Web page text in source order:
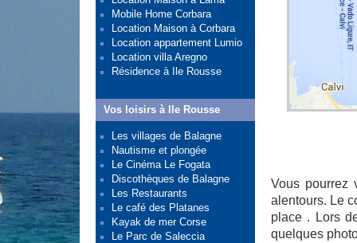
Vous pourrez
alentours. Le
place . Lors
quelques
Mobile Home Corbara
Location Maison à Corbara
Location appartement Lumio
Location villa Aregno
Résidence à Ile Rousse
Vos loisirs à Ile Rousse
Les villages de Balagne
Nautisme et plongée
Le Cinéma Le Fogata
Discothèques de Balagne
Les Restaurants
Le café des Platanes
Kayak de mer Corse
Le Parc de Saleccia